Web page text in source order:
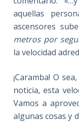
aquellas
ascensores
metros por
la velocidad
¡Caramba! O
noticia, esta
Vamos a
algunas cosas y